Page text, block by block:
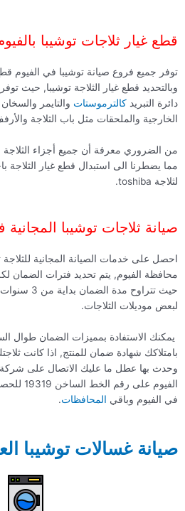
قطع غيار ثلاجات توشيبا
توفر جميع فروع صيانة توشيبا في الفيوم قطع
وبالتحديد قطع غيار الثلاجة توشيبا, حيث
دائرة التبريد كالترموستات والتايمر
الخارجية والملحقات مثل باب الثلاجة
من الضروري معرفة أن جميع أجزاء
مما يضطرنا الى استبدال قطع غيار
لثلاجة toshiba.
صيانة ثلاجات توشيبا المجانية
احصل على خدمات الصيانة المجانية
محافظة الفيوم, يتم تحديد فترات الضمان
لبعض موديلات الثلاجات.
يمكنك الاستفادة بمميزات الضمان طوال
بامتلاكك شهادة ضمان للمنتج, اذا كانت
وحدث بها عطل ما عليك الاتصال على
الفيوم
في الفيوم وباقي المحافظات.
صيانة غسالات توشيبا